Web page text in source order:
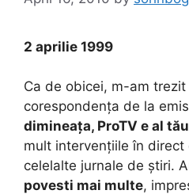
2 aprilie 1999
Ca de obicei, m-am
corespondența de la
dimineața, ProTV e al tău
mult intervențiile în
celelalte jurnale de știri.
povesti mai multe,